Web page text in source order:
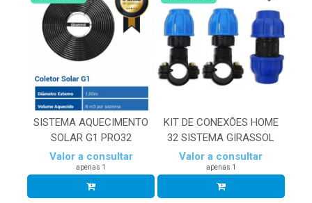
SISTEMA AQUECIMENTO
SOLAR G1 PRO32
Valor a consultar
apenas 1
KIT DE CONEXÕES HOME
32 SISTEMA GIRASSOL
Valor a consultar
apenas 1